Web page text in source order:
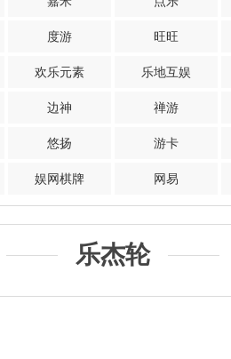
度游 旺旺
欢乐元素 乐地互娱
边神 禅游
悠扬 游卡
娱网棋牌 网易
乐杰轮